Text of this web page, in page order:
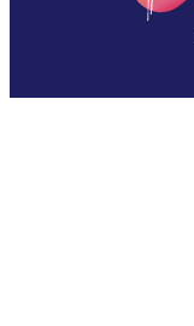
Français